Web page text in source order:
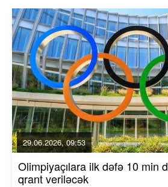
29.06.2026, 09:53
Olimpiyaçılara ilk dəfə 10 min
qrant veriləcək